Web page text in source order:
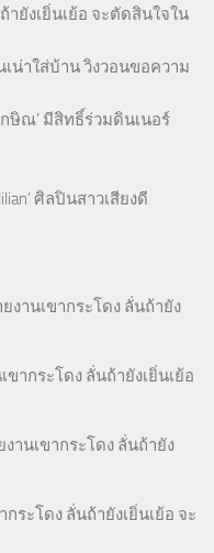
ายังเยิ่นเย้อ จะตัดสินใจใน
น่าใส่บ้าน วิงวอนขอความ
กษิณ’ มีสิทธิ์ร่วมดินเนอร์
ศิลปินสาวเสียงดี
งานเขากระโดง ลั่นถ้ายัง
ขากระโดง ลั่นถ้ายังเยิ่นเย้อ
านเขากระโดง ลั่นถ้ายัง
ระโดง ลั่นถ้ายังเยิ่นเย้อ จะ